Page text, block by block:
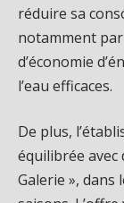
réduire sa
notamment
d’économie
l’eau efficaces.
De plus,
équilibrée
Galerie », dans